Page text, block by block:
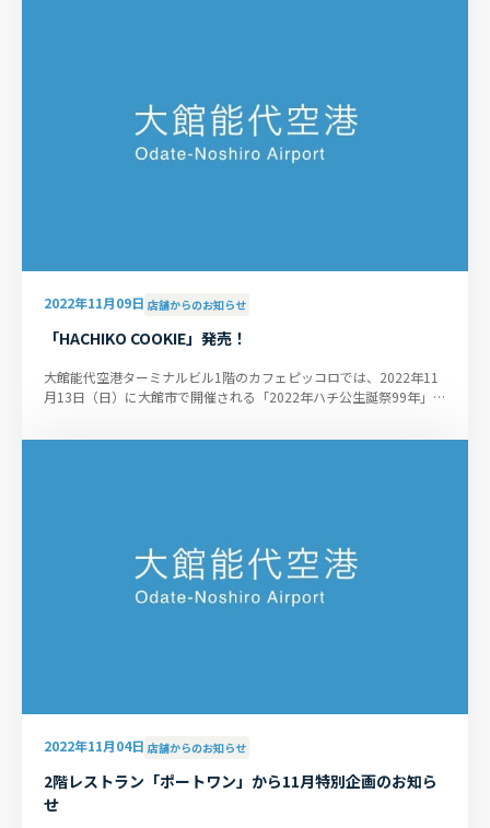
2022年11月09日 店舗からのお知らせ
「HACHIKO COOKIE」発売！
大館能代空港ターミナルビル1階のカフェピッコロでは、2022年11
月13日（日）に大館市で開催される「2022年ハチ公生誕祭99年」に
2022年11月04日 店舗からのお知らせ
2階レストラン「ポートワン」から11月特別企画のお知ら
せ